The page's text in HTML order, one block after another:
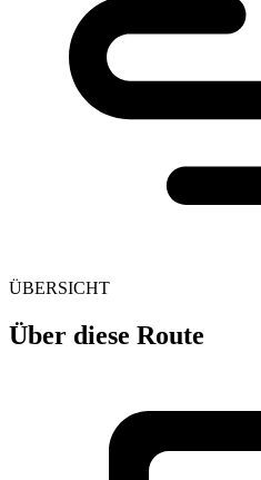
ÜBERSICHT
Über diese Route